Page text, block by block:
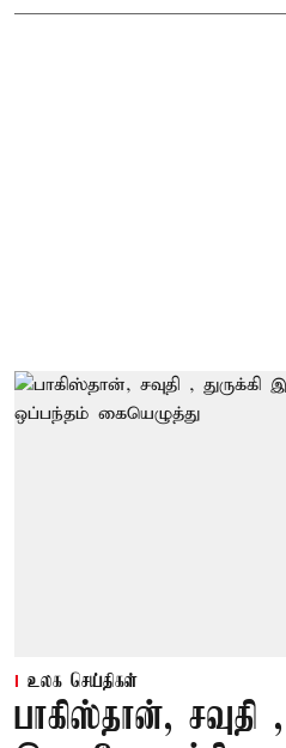
உலக செய்திகள்
பாகிஸ்தான், சவுதி ,